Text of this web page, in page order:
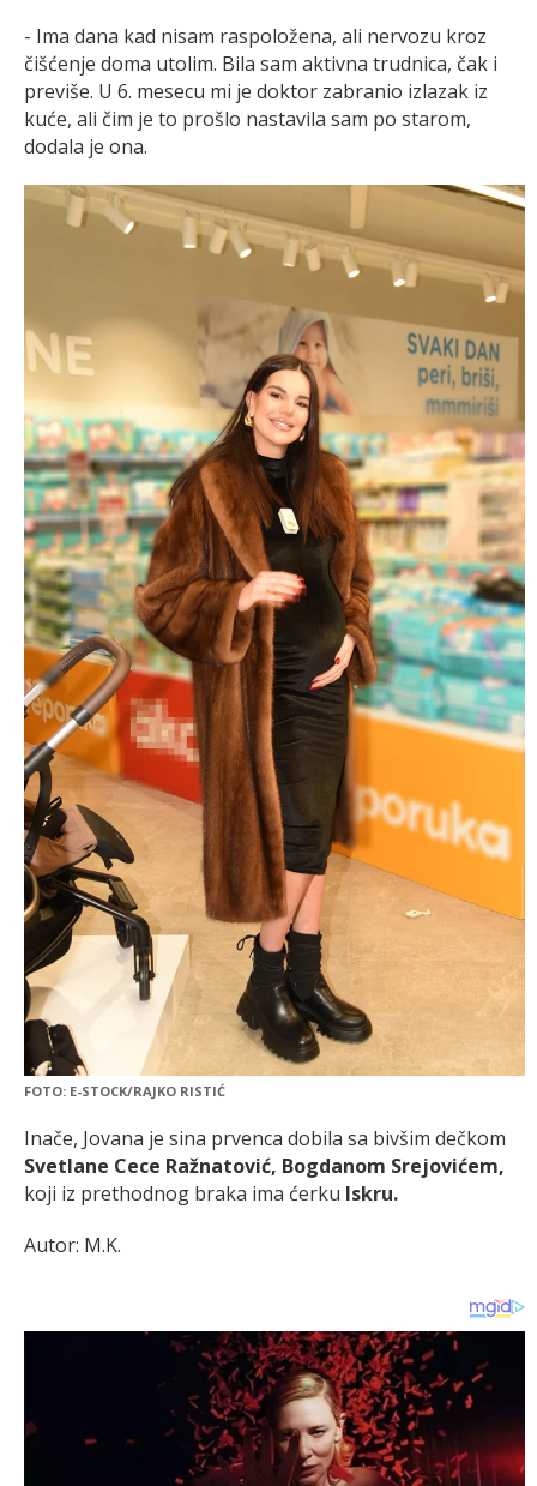
- Ima dana kad nisam raspoložena, ali nervozu kroz
čišćenje doma utolim. Bila sam aktivna trudnica, čak i
previše. U 6. mesecu mi je doktor zabranio izlazak iz
kuće, ali čim je to prošlo nastavila sam po starom,
dodala je ona.
FOTO: E-STOCK/RAJKO RISTIĆ
Inače, Jovana je sina prvenca dobila sa bivšim dečkom
Svetlane Cece Ražnatović, Bogdanom Srejovićem,
koji iz prethodnog braka ima ćerku Iskru.
Autor: M.K.